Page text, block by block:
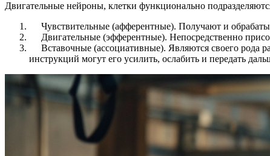
Двигательные нейроны, клетки функционально
Чувствительные (афферентные). Получают и
Двигательные (эфферентные). Непосредственно
Вставочные (ассоциативные). Являются своего рода
инструкций могут его усилить, ослабить и передать